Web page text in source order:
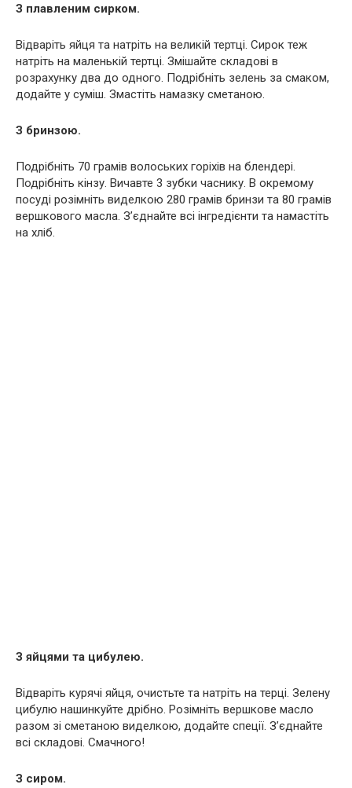
З плавленим сирком.
Відваріть яйця та натріть на великій тертці. Сирок теж
натріть на маленькій тертці. Змішайте складові в
розрахунку два до одного. Подрібніть зелень за смаком,
додайте у суміш. Змастіть намазку сметаною.
З бринзою.
Подрібніть 70 грамів волоських горіхів на блендері.
Подрібніть кінзу. Вичавте 3 зубки часнику. В окремому
посуді розімніть виделкою 280 грамів бринзи та 80 грамів
вершкового масла. З’єднайте всі інгредієнти та намастіть
на хліб.
З яйцями та цибулею.
Відваріть курячі яйця, очистьте та натріть на терці. Зелену
цибулю нашинкуйте дрібно. Розімніть вершкове масло
разом зі сметаною виделкою, додайте спеції. З’єднайте
всі складові. Смачного!
З сиром.